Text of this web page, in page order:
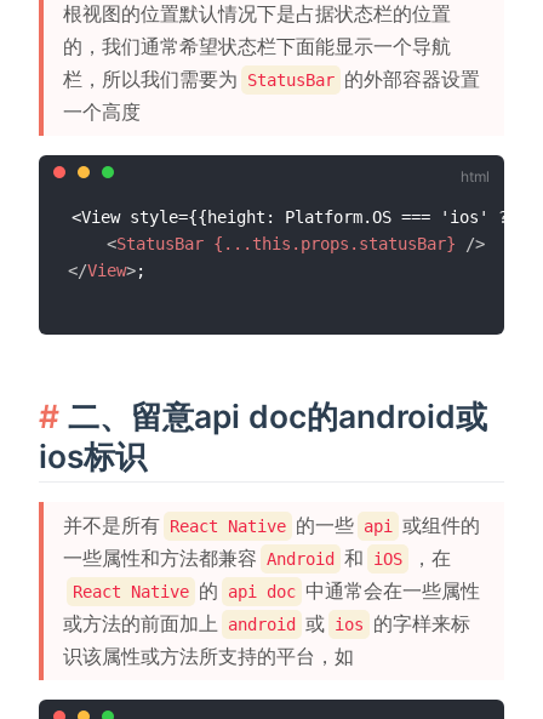
根视图的位置默认情况下是占据状态栏的位置
的，我们通常希望状态栏下面能显示一个导航
栏，所以我们需要为
StatusBar 的外部容器设置
一个高度
<View style={{height: Platform.OS === 'ios' ?
<StatusBar {...this.props.statusBar}
/>
</View>
二、留意api doc的android或
ios标识
并不是所有 React Native 的一些 api 或组件的
一些属性和方法都兼容 Android 和 iOS ，在
React Native 的 api doc 中通常会在一些属性
或方法的前面加上
android 或 ios
的字样来标
识该属性或方法所支持的平台，如